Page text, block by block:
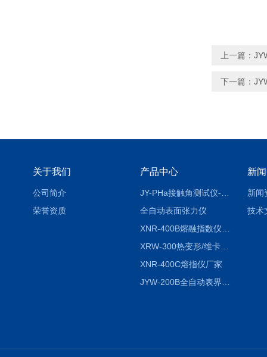
上一篇：
下一篇：
关于我们
公司简介
荣誉资质
产品中心
全自动表面张力仪
XRW-300热变形/维卡软化点温度测定仪
XNR-400C熔指仪厂家
新
新闻
技术